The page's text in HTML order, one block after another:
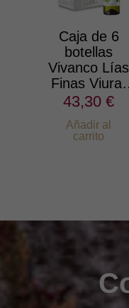
Caja de 6
botellas
Vivanco Lías
Finas Viura-
Tempranillo
Blanco-
Maturana
Blanca 2025
43,30 €
Añadir al
carrito